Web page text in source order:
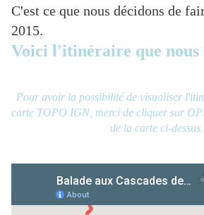
C'est ce que nous décidons de
2015.
Voici l'itinéraire que nous
Pour avoir la possibilité de visualiser
carte TOPO IGN, merci de cliquer sur
de la carte ci-dessus.